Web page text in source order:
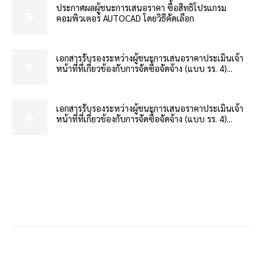
ประกาศผลผู้ชนะการเสนอราคา ซื้อสิทธิโปรแกรม
คอมพิวเตอร์ AUTOCAD โดยวิธีคัดเลือก
เอกสารรับรองระหว่างผู้ชนะการเสนอราคาประเมินเจ้า
หน้าที่ที่เกี่ยวข้องกับการจัดซื้อจัดจ้าง (แบบ รร. 4)...
เอกสารรับรองระหว่างผู้ชนะการเสนอราคาประเมินเจ้า
หน้าที่ที่เกี่ยวข้องกับการจัดซื้อจัดจ้าง (แบบ รร. 4)...